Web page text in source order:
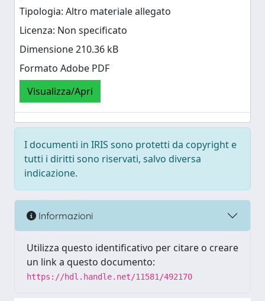
Tipologia: Altro materiale allegato
Licenza: Non specificato
Dimensione 210.36 kB
Formato Adobe PDF
Visualizza/Apri
I documenti in IRIS sono protetti da copyright e
tutti i diritti sono riservati, salvo diversa
indicazione.
Informazioni
Utilizza questo identificativo per citare o creare
un link a questo documento:
https://hdl.handle.net/11581/492170